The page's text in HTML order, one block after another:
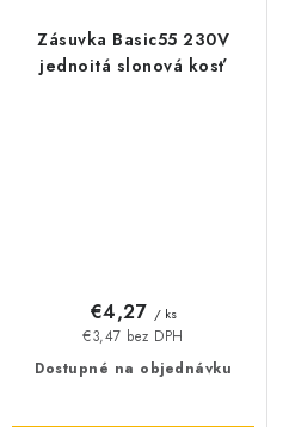
Zásuvka Basic55 230V
jednoitá slonová kosť
Dostupné na objednávku
€3,47 bez DPH
€4,27 / ks